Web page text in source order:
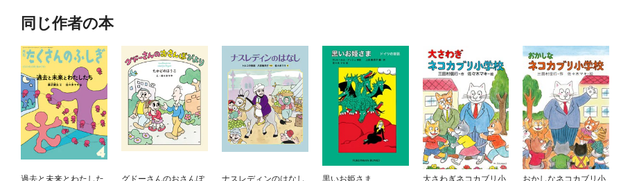
同じ作者の本
過去と未来とわたした
グドーさんのおさんぽ
ナスレディンのはなし 黒いお姫さま
大さわぎネコカブリ小
おかしなネコカブリ小